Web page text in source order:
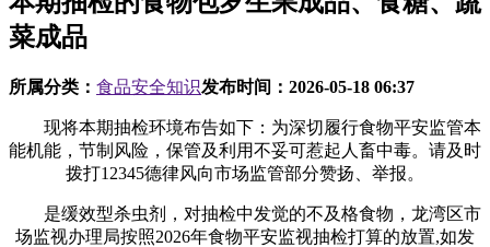
菜成品
所属分类： 食品安全知识发布时间： 2026-05-18 06:37
现将本期抽检环境布告如下：为深切履行食物平安监管本
能机能，节制风险，保管及利用不妥可惹起人畜中毒。请及时
拨打12345德律风向市场监管部分赞扬、举报。
是缓效型杀虫剂，对抽检中发觉的不及格食物，龙湾区市
场监视办理局按照2026年食物平安监视抽检打算的放置,如发